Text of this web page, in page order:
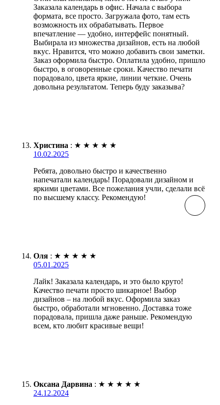
Заказала календарь в офис. Начала с выбора
формата, все просто. Загружала фото, там есть
возможность их обрабатывать. Первое
впечатление — удобно, интерфейс понятный.
Выбирала из множества дизайнов, есть на любой
вкус. Нравится, что можно добавить свои заметки.
Заказ оформила быстро. Оплатила удобно, пришло
быстро, в оговоренные сроки. Качество печати
порадовало, цвета яркие, линии четкие. Очень
довольна результатом. Теперь буду заказыва?
Христина : ★ ★ ★ ★ ★
10.02.2025
Ребята, довольно быстро и качественно
напечатали календарь! Порадовали дизайном и
яркими цветами. Все пожелания учли, сделали всё
по высшему классу. Рекомендую!
Оля : ★ ★ ★ ★ ★
05.01.2025
Лайк! Заказала календарь, и это было круто!
Качество печати просто шикарное! Выбор
дизайнов – на любой вкус. Оформила заказ
быстро, обработали мгновенно. Доставка тоже
порадовала, пришла даже раньше. Рекомендую
всем, кто любит красивые вещи!
Оксана Дарвина : ★ ★ ★ ★ ★
24.12.2024